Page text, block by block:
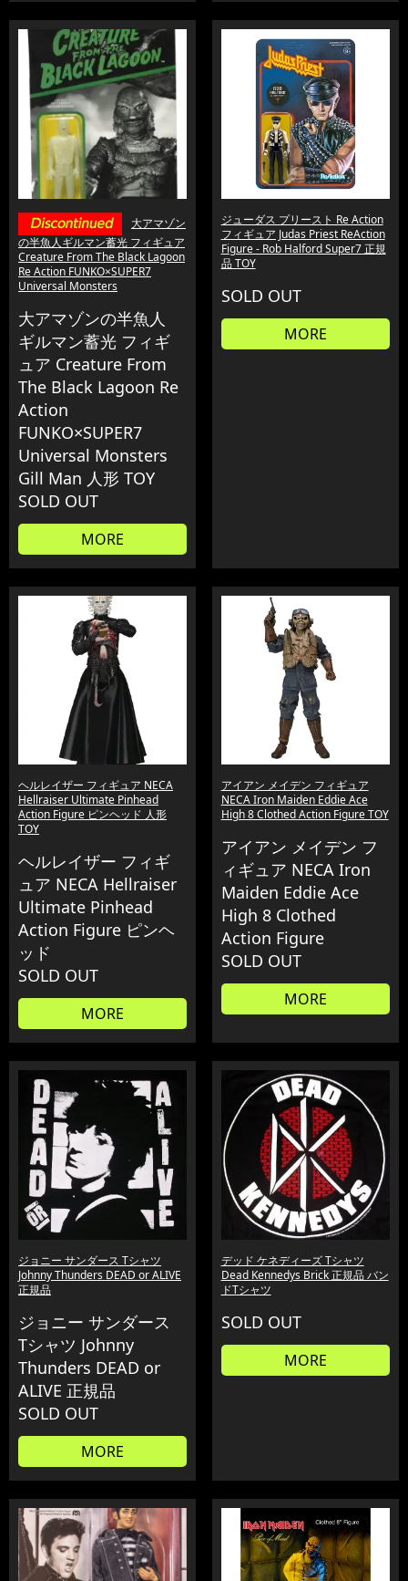
大アマゾン
の半魚人ギルマン蓄光 フィギュア
Creature From The Black Lagoon
Re Action FUNKO×SUPER7
Universal Monsters
大アマゾンの半魚人
ギルマン蓄光 フィギ
ュア Creature From
The Black Lagoon Re
Action
FUNKO×SUPER7
Universal Monsters
Gill Man 人形 TOY
SOLD OUT
MORE
ジューダス プリースト Re Action
フィギュア Judas Priest ReAction
Figure - Rob Halford Super7 正規
品 TOY
SOLD OUT
MORE
ヘルレイザー フィギュア NECA
Hellraiser Ultimate Pinhead
Action Figure ピンヘッド 人形
TOY
ヘルレイザー フィギ
ュア NECA Hellraiser
Ultimate Pinhead
Action Figure ピンヘ
ッド
SOLD OUT
MORE
アイアン メイデン フィギュア
NECA Iron Maiden Eddie Ace
High 8 Clothed Action Figure TOY
アイアン メイデン フ
ィギュア NECA Iron
Maiden Eddie Ace
High 8 Clothed
Action Figure
SOLD OUT
MORE
ジョニー サンダース Tシャツ
Johnny Thunders DEAD or ALIVE
正規品
ジョニー サンダース
Tシャツ Johnny
Thunders DEAD or
ALIVE 正規品
SOLD OUT
MORE
デッド ケネディーズ Tシャツ
Dead Kennedys Brick 正規品 バン
ドTシャツ
SOLD OUT
MORE